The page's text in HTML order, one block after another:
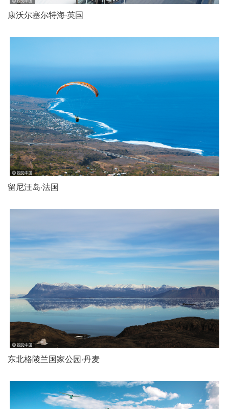
康沃尔塞尔特海·英国
留尼汪岛·法国
东北格陵兰国家公园·丹麦